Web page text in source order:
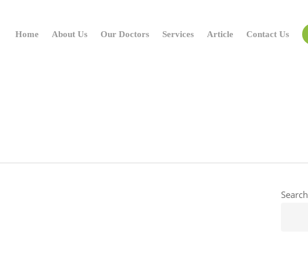
Home About Us Our Doctors Services Article Contact Us
Search